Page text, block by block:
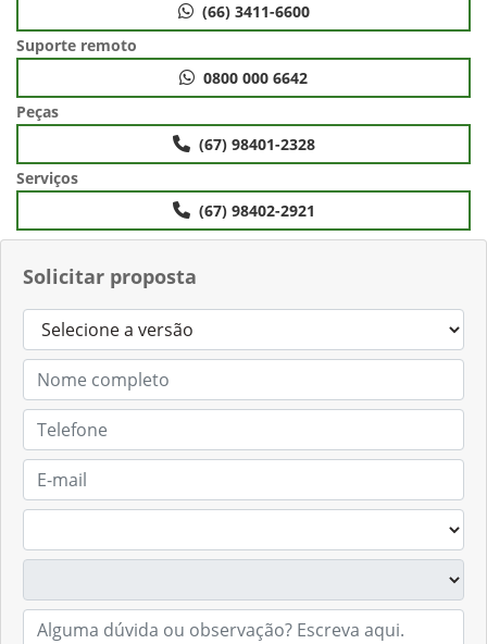
Solicitar proposta
(66) 3411-6600
Suporte remoto
0800 000 6642
Peças
(67) 98401-2328
Serviços
(67) 98402-2921